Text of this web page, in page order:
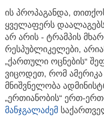
ის პროპაგანდა,
ყველაფერს
არ არის - ტრამპის
რესპუბლიკელები,
„ქართული ოცნების“
ვიცოდეთ, რომ ამერიკა
მნიშვნელობა
„ერთიანობის“ ერთ-
მანჯგალაძემ